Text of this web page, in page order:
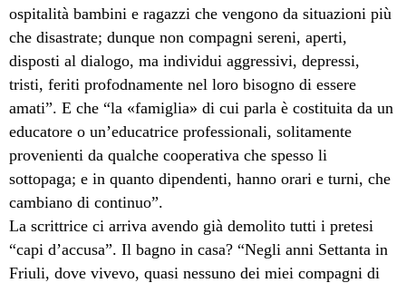
ospitalità bambini e ragazzi che vengono da situazioni più
che disastrate; dunque non compagni sereni, aperti,
disposti al dialogo, ma individui aggressivi, depressi,
tristi, feriti profodnamente nel loro bisogno di essere
amati”. E che “la «famiglia» di cui parla è costituita da un
educatore o un’educatrice professionali, solitamente
provenienti da qualche cooperativa che spesso li
sottopaga; e in quanto dipendenti, hanno orari e turni, che
cambiano di continuo”.
La scrittrice ci arriva avendo già demolito tutti i pretesi
“capi d’accusa”. Il bagno in casa? “Negli anni Settanta in
Friuli, dove vivevo, quasi nessuno dei miei compagni di